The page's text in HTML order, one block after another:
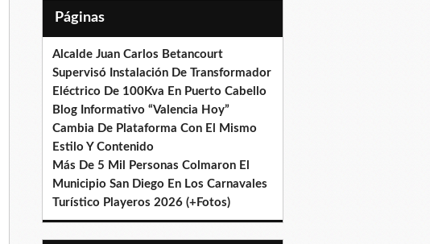
Páginas
Alcalde Juan Carlos Betancourt
Supervisó Instalación De Transformador
Eléctrico De 100Kva En Puerto Cabello
Blog Informativo “Valencia Hoy”
Cambia De Plataforma Con El Mismo
Estilo Y Contenido
Más De 5 Mil Personas Colmaron El
Municipio San Diego En Los Carnavales
Turístico Playeros 2026 (+Fotos)